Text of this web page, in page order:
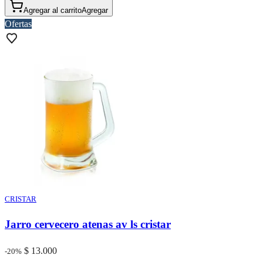
Agregar al carritoAgregar
Ofertas
CRISTAR
Jarro cervecero atenas av ls cristar
-20% $ 13.000